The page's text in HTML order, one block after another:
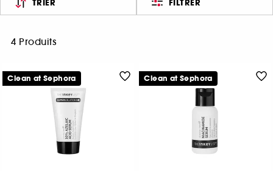
TRIER FILTRER
4 Produits
Clean at Sephora Clean at Sephora